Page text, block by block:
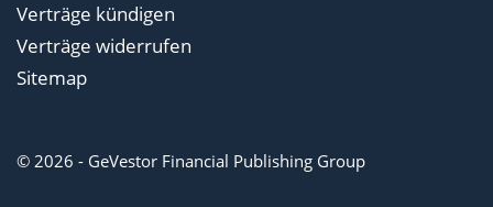
Verträge kündigen
Verträge widerrufen
Sitemap
© 2026 - GeVestor Financial Publishing Group